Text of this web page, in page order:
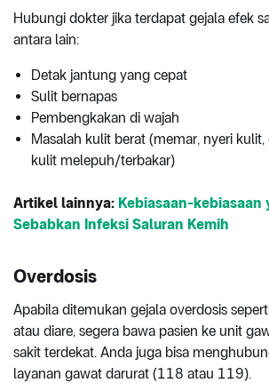
Hubungi dokter jika terdapat gejala efek
antara lain:
Detak jantung yang cepat
Sulit bernapas
Pembengkakan di wajah
Masalah kulit berat (memar, nyeri
kulit melepuh/terbakar)
Artikel lainnya: Kebiasaan-kebiasaan
Sebabkan Infeksi Saluran Kemih
Overdosis
Apabila ditemukan gejala overdosis
atau diare, segera bawa pasien ke unit
sakit terdekat. Anda juga bisa
layanan gawat darurat (118 atau 119).